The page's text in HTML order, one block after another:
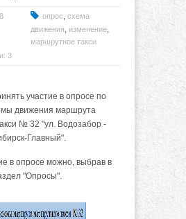
опрос, схема
движения, изменение,
маршрутное такси
3
участие в опросе по
движения маршрута
№ 32 "ул. Водозабор -
Главный".
в опросе можно, выбрав в
"Опросы".